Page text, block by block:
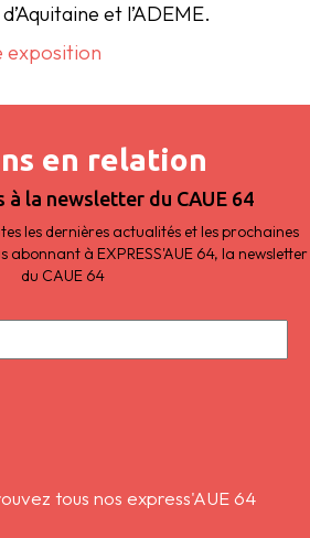
et l’ADEME.
exposition
en relation
à la newsletter du CAUE 64
les dernières actualités et les prochaines
à EXPRESS'AUE 64, la newsletter
du CAUE 64
tous nos express'AUE 64